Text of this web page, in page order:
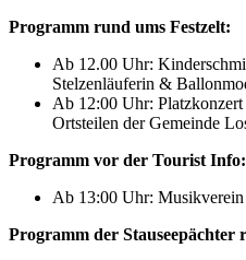
Programm rund ums Festzelt:
Ab 12.00 Uhr:
Stelzenläuferin &
Ab 12:00 Uhr:
Ortsteilen der Gemeinde
Programm vor der Tourist Info:
Ab 13:00 Uhr:
Programm der Stauseepächter